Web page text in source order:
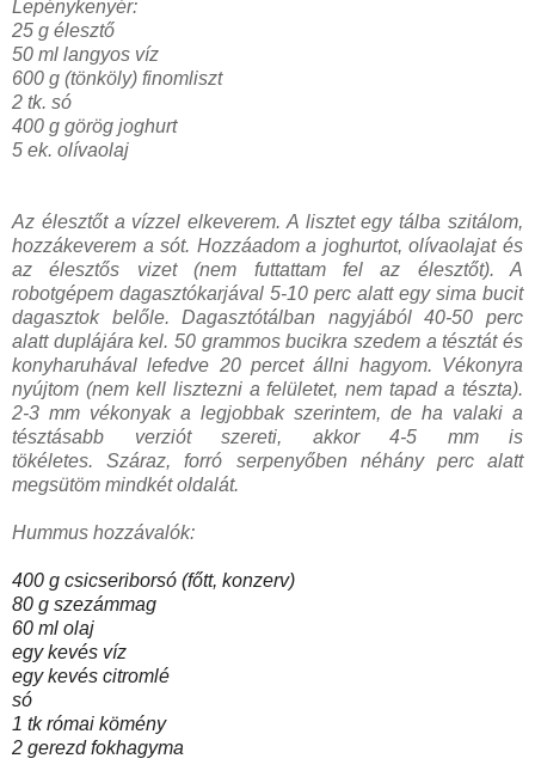
Lepénykenyér:
25 g élesztő
50 ml langyos víz
600 g (tönköly) finomliszt
2 tk. só
400 g görög joghurt
5 ek. olívaolaj
Az élesztőt a vízzel elkeverem. A lisztet egy tálba szitálom,
hozzákeverem a sót. Hozzáadom a joghurtot, olívaolajat és
az élesztős vizet (nem futtattam fel az élesztőt). A
robotgépem dagasztókarjával 5-10 perc alatt egy sima bucit
dagasztok belőle. Dagasztótálban nagyjából 40-50 perc
alatt duplájára kel. 50 grammos bucikra szedem a tésztát és
konyharuhával lefedve 20 percet állni hagyom. Vékonyra
nyújtom (nem kell lisztezni a felületet, nem tapad a tészta).
2-3 mm vékonyak a legjobbak szerintem, de ha valaki a
tésztásabb verziót szereti, akkor 4-5 mm is
tökéletes. Száraz, forró serpenyőben néhány perc alatt
megsütöm mindkét oldalát.
Hummus hozzávalók:
400 g csicseriborsó (főtt, konzerv)
80 g szezámmag
60 ml olaj
egy kevés víz
egy kevés citromlé
só
1 tk római kömény
2 gerezd fokhagyma